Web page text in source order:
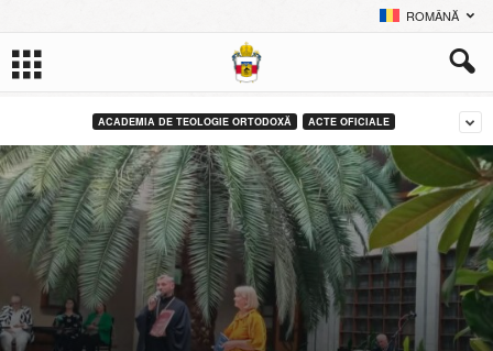
ROMÂNĂ
ACADEMIA DE TEOLOGIE ORTODOXĂ ACTE OFICIALE